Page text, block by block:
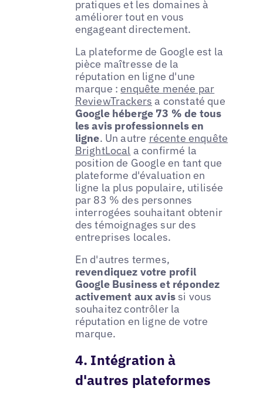
pratiques et les domaines à
améliorer tout en vous
engageant directement.
La plateforme de Google est la
pièce maîtresse de la
réputation en ligne d'une
marque : enquête menée par
ReviewTrackers a constaté que
Google héberge 73 % de tous
les avis professionnels en
ligne. Un autre récente enquête
BrightLocal a confirmé la
position de Google en tant que
plateforme d'évaluation en
ligne la plus populaire, utilisée
par 83 % des personnes
interrogées souhaitant obtenir
des témoignages sur des
entreprises locales.
En d'autres termes,
revendiquez votre profil
Google Business et répondez
activement aux avis si vous
souhaitez contrôler la
réputation en ligne de votre
marque.
4. Intégration à
d'autres plateformes